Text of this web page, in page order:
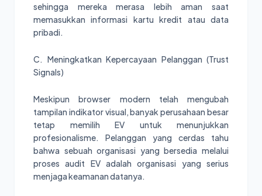
sehingga mereka merasa lebih aman saat
memasukkan informasi kartu kredit atau data
pribadi.
C. Meningkatkan Kepercayaan Pelanggan (Trust
Signals)
Meskipun browser modern telah mengubah
tampilan indikator visual, banyak perusahaan besar
tetap memilih EV untuk menunjukkan
profesionalisme. Pelanggan yang cerdas tahu
bahwa sebuah organisasi yang bersedia melalui
proses audit EV adalah organisasi yang serius
menjaga keamanan datanya.